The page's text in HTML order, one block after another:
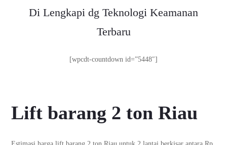
Di Lengkapi dg Teknologi Keamanan
Terbaru
[wpcdt-countdown id=”5448″]
Lift barang 2 ton Riau